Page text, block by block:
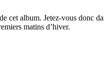
album. Jetez-vous donc
matins d’hiver.